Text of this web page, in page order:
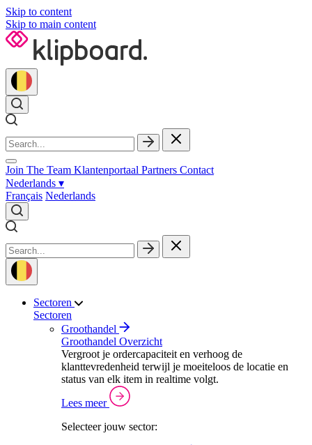
Skip to content
Skip to main content
Join The Team Klantenportaal Partners Contact
Nederlands ▾
Français Nederlands
Sectoren
Sectoren
Groothandel
Groothandel Overzicht
Vergroot je ordercapaciteit en verhoog de
klanttevredenheid terwijl je moeiteloos de locatie en
status van elk item in realtime volgt.
Lees meer
Selecteer jouw sector: